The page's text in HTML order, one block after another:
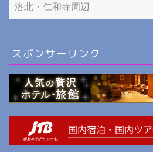
スポンサーリンク